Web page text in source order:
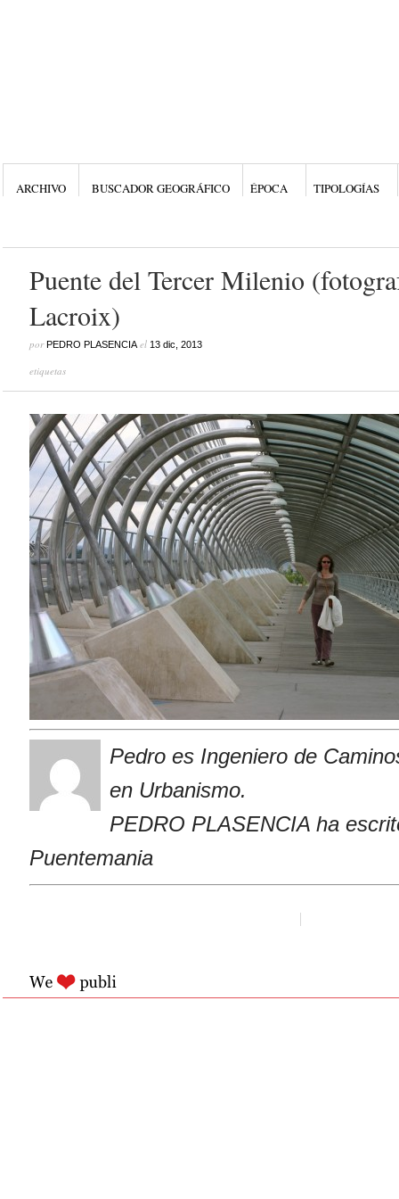
ARCHIVO BUSCADOR GEOGRÁFICO ÉPOCA TIPOLOGÍAS
Puente del Tercer Milenio
Lacroix)
porPEDRO PLASENCIAel 13 dic, 2013
etiquetas
Pedro es Ingeniero de
en Urbanismo.
PEDRO PLASENCIA ha
Puentemania